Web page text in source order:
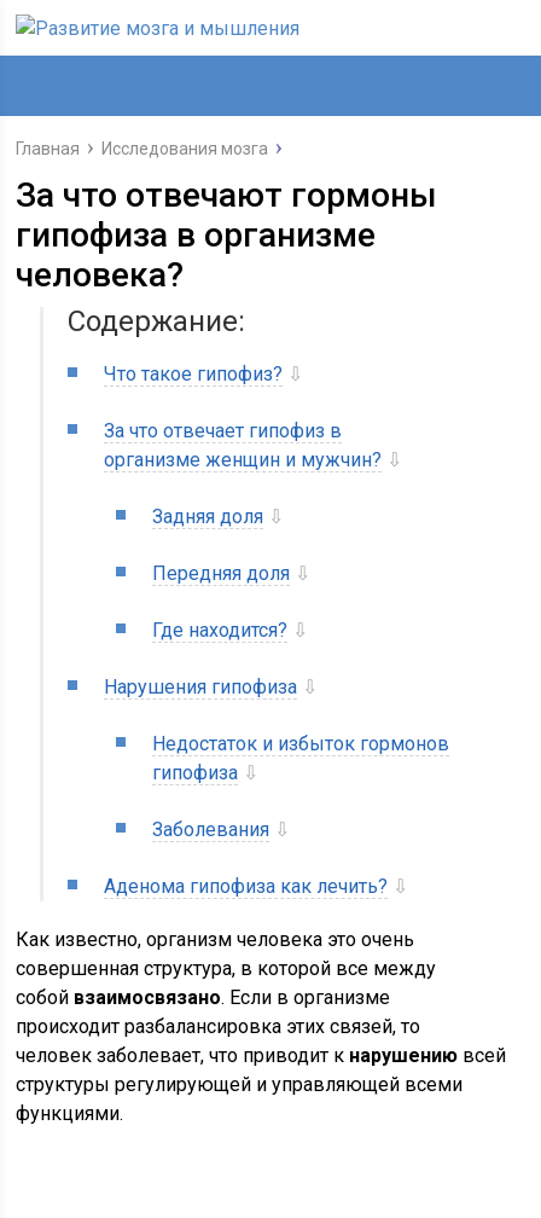
Главная Исследования мозга
За что отвечают гормоны
гипофиза в организме
человека?
Содержание:
Что такое гипофиз? ⇩
За что отвечает гипофиз в
организме женщин и мужчин? ⇩
Задняя доля ⇩
Передняя доля ⇩
Где находится? ⇩
Нарушения гипофиза ⇩
Недостаток и избыток гормонов
гипофиза ⇩
Заболевания ⇩
Аденома гипофиза как лечить? ⇩
Как известно, организм человека это очень
совершенная структура, в которой все между
собой взаимосвязано. Если в организме
происходит разбалансировка этих связей, то
человек заболевает, что приводит к нарушению всей
структуры регулирующей и управляющей всеми
функциями.